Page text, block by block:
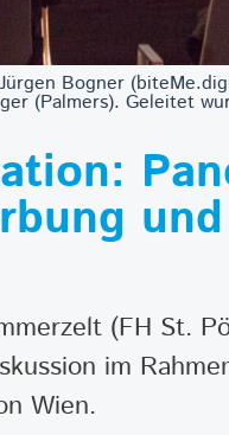
Bogner
(Palmers). Geleitet
(FH St.
im
Wien.